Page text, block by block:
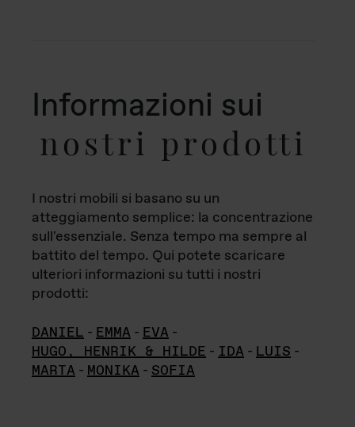
Informazioni sui
nostri prodotti
I nostri mobili si basano su un
atteggiamento semplice: la concentrazione
sull'essenziale. Senza tempo ma sempre al
battito del tempo. Qui potete scaricare
ulteriori informazioni su tutti i nostri
prodotti:
DANIEL - EMMA - EVA -
HUGO, HENRIK & HILDE - IDA - LUIS -
MARTA - MONIKA - SOFIA